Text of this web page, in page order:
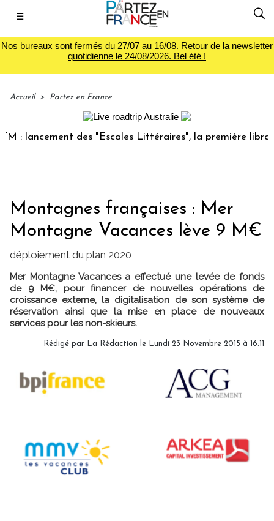
☰
Nos bureaux sont fermés du 27/07 au 16/08. Retour de la newsletter
quotidienne le 24/08/2026. Bel été !
Accueil > Partez en France
lancement des "Escales Littéraires", la première librairie
Montagnes françaises : Mer
Montagne Vacances lève 9 M€
déploiement du plan 2020
Mer Montagne Vacances a effectué une levée de fonds
de 9 M€, pour financer de nouvelles opérations de
croissance externe, la digitalisation de son système de
réservation ainsi que la mise en place de nouveaux
services pour les non-skieurs.
Rédigé par La Rédaction le Lundi 23 Novembre 2015 à 16:11